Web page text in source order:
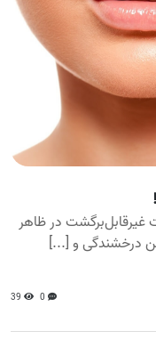
غیرقابل‌برگشت در ظاهر
درخشندگی و [...]
0
39